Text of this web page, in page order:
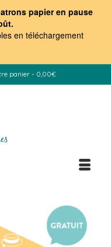
papier en pause
en téléchargement
panier - 0,00€